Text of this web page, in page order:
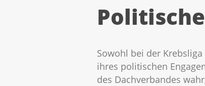
Sowohl bei der
ihres politischen
des Dachverbandes